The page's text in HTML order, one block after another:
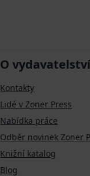
O
Kontakty
Lidé v Zoner Press
Nabídka práce
Odběr novinek Zoner
Knižní katalog
Blog